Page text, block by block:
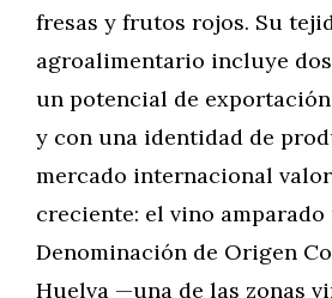
fresas y frutos rojos. Su
agroalimentario incluye
un potencial de
y con una identidad de
mercado internacional
creciente: el vino
Denominación de Origen
Huelva —una de las zonas